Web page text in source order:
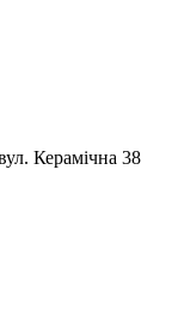
Керамічна 38